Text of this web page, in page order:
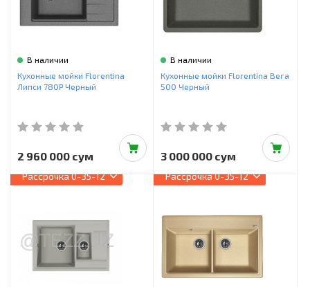
В наличии
Кухонные мойки Florentina
Липси 780Р Черный
2 960 000 сум
В наличии
Кухонные мойки Florentina Вега
500 Черный
3 000 000 сум
Рассрочка0-35-12 Рассрочка0-35-12